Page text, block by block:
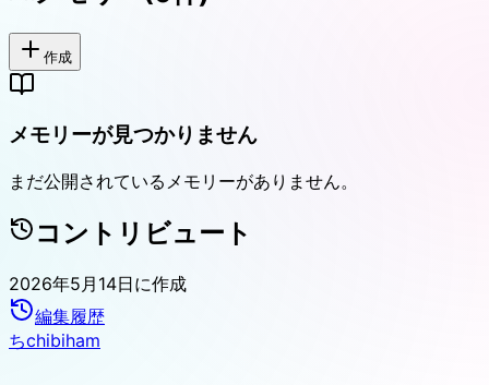
作成
メモリーが見つかりません
まだ公開されているメモリーがありません。
コントリビュート
2026年5月14日に作成
編集履歴
ちchibiham